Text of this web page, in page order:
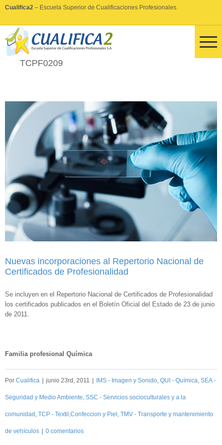
Cualifica2 – Escuela Superior de Cualificaciones Profesionales
TCPF0209
Nuevas incorporaciones al Repertorio Nacional de
Certificados de Profesionalidad
Se incluyen en el Repertorio Nacional de Certificados de Profesionalidad
los certificados publicados en el Boletín Oficial del Estado de 23 de junio
de 2011.
Familia profesional Química
Por Cualifica junio 23rd, 2011 IMS - Imagen y Sonido, QUI - Química, SEA -
Seguridad y Medio Ambiente, SSC - Servicios socioculturales y a la
comunidad , TCP - Textil,Confeccion y Piel , TMV - Transporte y mantenimiento
de vehículos 0 comentarios